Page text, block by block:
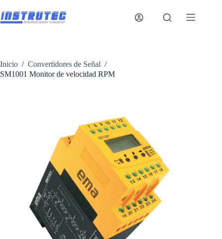
al
contenido
Inicio / Convertidores de Señal /
SM1001 Monitor de velocidad RPM